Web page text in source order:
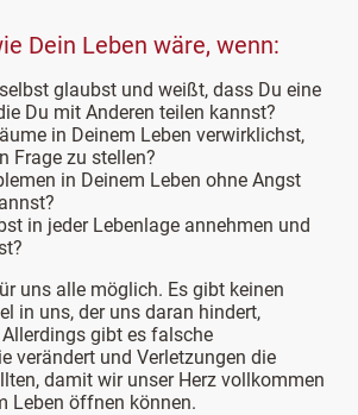
Dein Leben wäre, wenn:
glaubst und weißt, dass Du eine
Du mit Anderen teilen kannst?
in Deinem Leben verwirklichst,
Frage zu stellen?
in Deinem Leben ohne Angst
in jeder Lebenlage annehmen und
uns alle möglich. Es gibt keinen
in uns, der uns daran hindert,
gibt es falsche
verändert und Verletzungen die
damit wir unser Herz vollkommen
Leben öffnen können.